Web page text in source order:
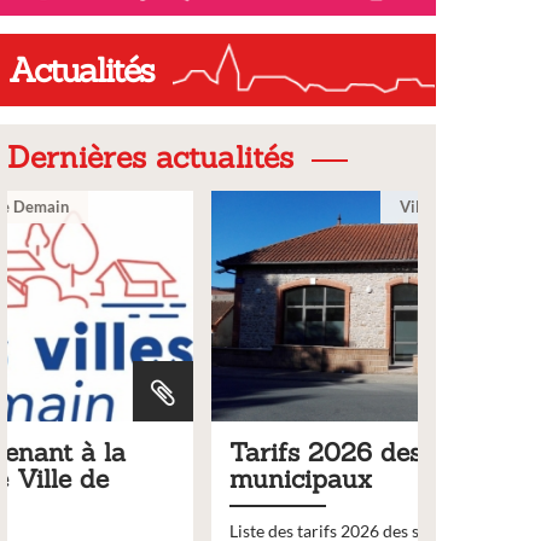
Actualités
Dernières actualités
Tarifs 2026 des services
municipaux
Liste des tarifs 2026 des services municipaux,